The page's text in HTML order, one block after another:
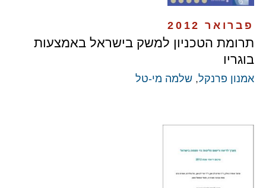
פברואר 2012
תרומת הטכניון למשק בישראל באמצעות
בוגריו
אמנון פרנקל, שלמה מי-טל